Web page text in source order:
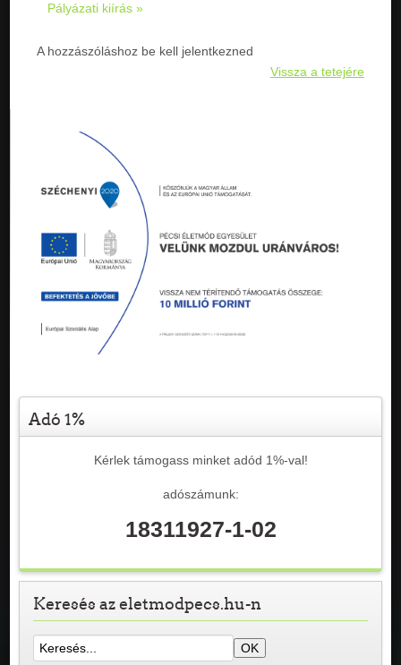
Pályázati kiírás »
A hozzászóláshoz be kell jelentkezned
Vissza a tetejére
Adó 1%
Kérlek támogass minket adód 1%-val!
adószámunk:
18311927-1-02
Keresés az eletmodpecs.hu-n